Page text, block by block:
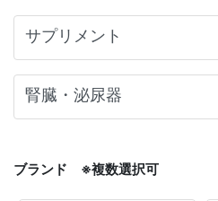
ブランド ※複数選択可